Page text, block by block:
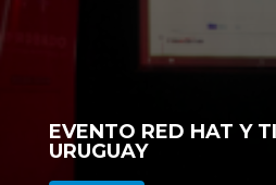
EVENTO RED HAT Y
URUGUAY